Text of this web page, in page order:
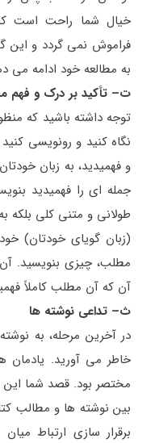
خیال شما راحت است
فراموش نمی گردد و این
به مطالعه خود ادامه می
ت– تأکید بر درک و فهم
توجه داشته باشید که
نگاه کنید و رونویسی
و فهمیدید، به زبان
جمله ای را فهمیدید
طولانی و متنی کلی بلکه
(زبان گویای خودتان)
مطلب، چیزی بنویسید.
آن که آن مطلب کاملاً
ث– تداعی نوشته ها
در آخرین مرحله، به
خاطر می آورید.
مختصر بود. قصد شما این
بین نوشته ها و مطالب
برقرار سازی ارتباط